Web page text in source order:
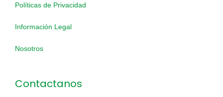
Políticas de Privacidad
Información Legal
Nosotros
Contactanos